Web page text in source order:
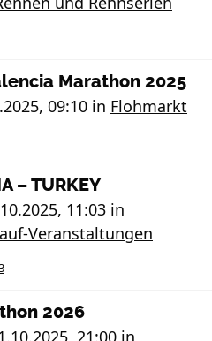
Marathon 2025
09:10 in Flohmarkt
– TURKEY
11:03 in
Veranstaltungen
2026
21:00 in